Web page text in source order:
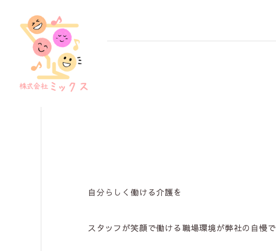
自分らしく働ける介護を
スタッフが笑顔で働ける職場環境が弊社の自慢で